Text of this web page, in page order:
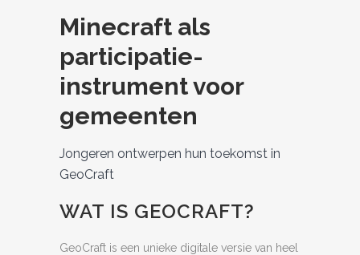
Minecraft als
participatie-
instrument voor
gemeenten
Jongeren ontwerpen hun toekomst in
GeoCraft
WAT IS GEOCRAFT?
GeoCraft is een unieke digitale versie van heel